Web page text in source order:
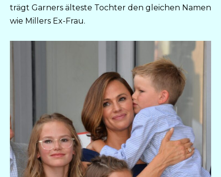
trägt Garners älteste Tochter den gleichen Namen
wie Millers Ex-Frau.